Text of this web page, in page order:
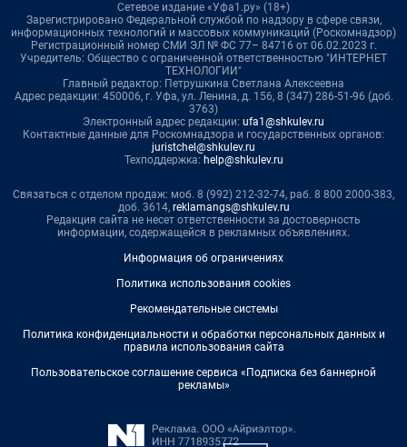
Сетевое издание «Уфа1.ру» (18+)
Зарегистрировано Федеральной службой по надзору в сфере связи,
информационных технологий и массовых коммуникаций (Роскомнадзор)
Регистрационный номер СМИ ЭЛ № ФС 77– 84716 от 06.02.2023 г.
Учредитель: Общество с ограниченной ответственностью "ИНТЕРНЕТ
ТЕХНОЛОГИИ"
Главный редактор: Петрушкина Светлана Алексеевна
Адрес редакции: 450006, г. Уфа, ул. Ленина, д. 156, 8 (347) 286-51-96 (доб.
3763)
Электронный адрес редакции: ufa1@shkulev.ru
Контактные данные для Роскомнадзора и государственных органов:
juristchel@shkulev.ru
Техподдержка: help@shkulev.ru
Связаться с отделом продаж: моб. 8 (992) 212-32-74, раб. 8 800 2000-383,
доб. 3614, reklamangs@shkulev.ru
Редакция сайта не несет ответственности за достоверность
информации, содержащейся в рекламных объявлениях.
Информация об ограничениях
Политика использования cookies
Рекомендательные системы
Политика конфиденциальности и обработки персональных данных и
правила использования сайта
Пользовательское соглашение сервиса «Подписка без баннерной
рекламы»